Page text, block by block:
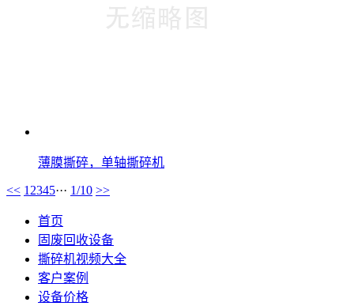
薄膜撕碎，单轴撕碎机
<< 1 2345··· 1/10 >>
首页
固废回收设备
撕碎机视频大全
客户案例
设备价格